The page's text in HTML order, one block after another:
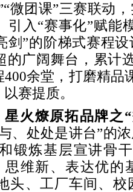
微团课”三赛联动
引入“赛事化”赋能
”的阶梯式赛程设
的广阔舞台，累计
余堂，打磨精品
赛提质。
火燎原拓品牌之
、处处是讲台”的
锻炼基层宣讲骨
思维新、表达优的
头、工厂车间、校